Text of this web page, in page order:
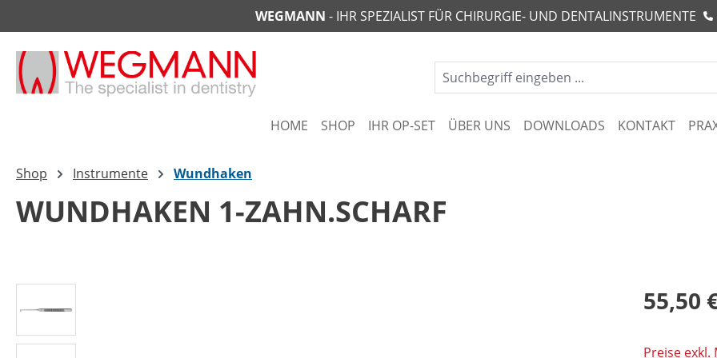
Zur Hauptnavigation springenWEGMANN - IHR SPEZIALIST FÜR CHIRURGIE- UND DENTALINSTRUMENTE
HOME SHOP IHR OP-SET ÜBER UNS DOWNLOADS KONTAKT
Shop Instrumente Wundhaken
WUNDHAKEN 1-ZAHN.SCHARF
55,50
Preise exkl.